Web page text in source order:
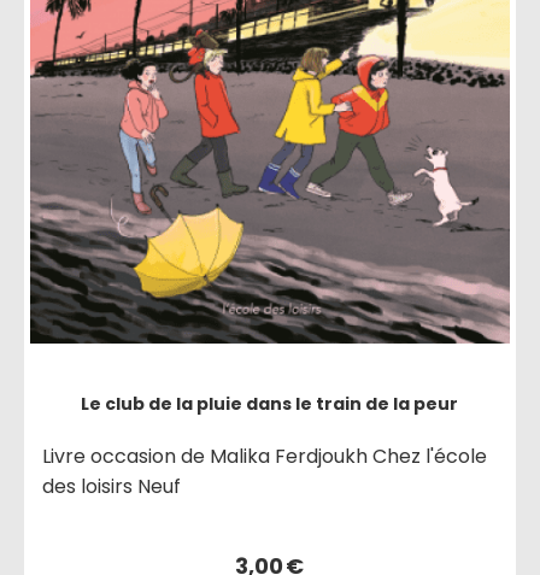
Le club de la pluie dans le train de la peur
Livre occasion de Malika Ferdjoukh Chez l'école
des loisirs Neuf
3,00€